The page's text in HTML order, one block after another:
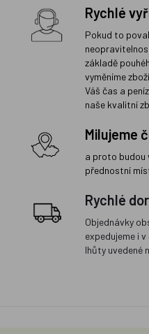
Rychlé
Pokud to
základě
vyměníme
Váš čas a
naše kvalitní
Milujeme
a proto budou
přednostní
Rychlé
Objednávky
expedujeme i
lhůty uvedené